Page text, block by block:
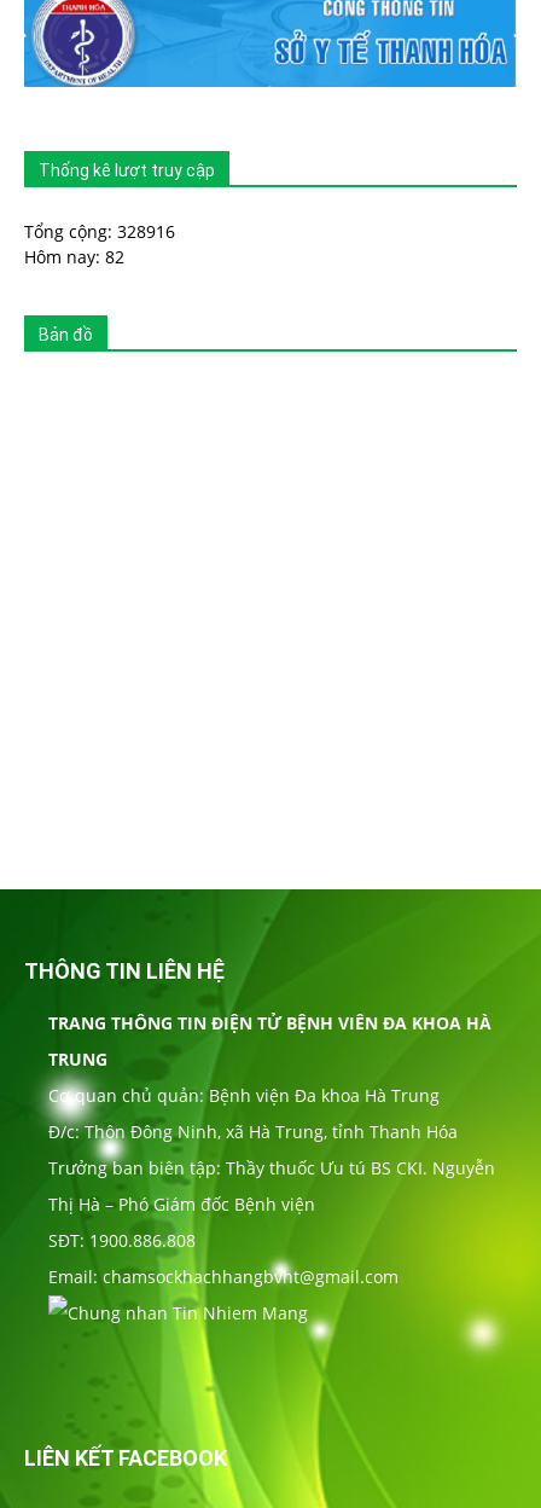
Thống kê lượt truy cập
Tổng cộng: 328916
Hôm nay: 82
Bản đồ
THÔNG TIN LIÊN HỆ
TRANG THÔNG TIN ĐIỆN TỬ BỆNH VIÊN ĐA KHOA HÀ
TRUNG
Cơ quan chủ quản: Bệnh viện Đa khoa Hà Trung
Đ/c: Thôn Đông Ninh, xã Hà Trung, tỉnh Thanh Hóa
Trưởng ban biên tập: Thầy thuốc Ưu tú BS CKI. Nguyễn
Thị Hà – Phó Giám đốc Bệnh viện
SĐT: 1900.886.808
Email: chamsockhachhangbvht@gmail.com
LIÊN KẾT FACEBOOK